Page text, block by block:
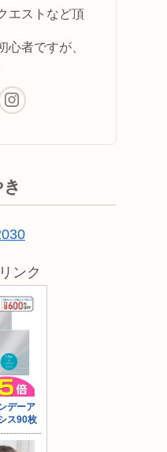
エストなど頂
心者ですが、
ンク